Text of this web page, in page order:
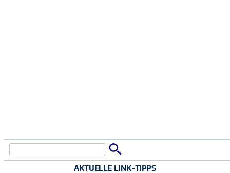
Suchformular
AKTUELLE LINK-TIPPS